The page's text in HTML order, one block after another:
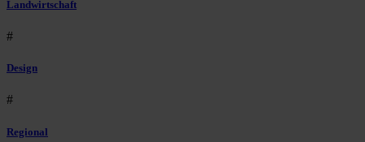
Landwirtschaft
#
Design
#
Regional